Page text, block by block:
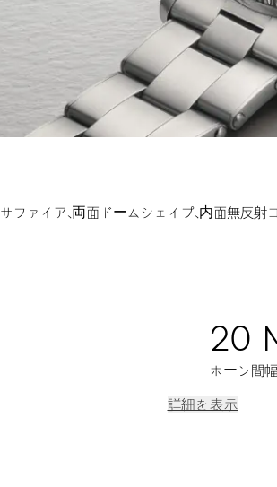
サファイア、両面ドームシェイプ、内面無反射
20
ホーン間幅
詳細を表示